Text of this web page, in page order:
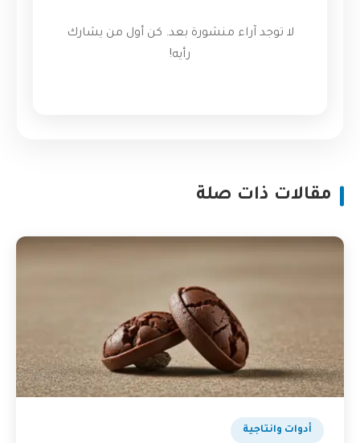
لا توجد آراء منشورة بعد. كن أول من يشارك
رأيه!
مقالات ذات صلة
أدوات وانتاجية